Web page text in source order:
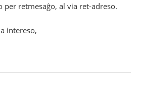
per retmesaĝo, al via ret-adreso.
intereso,